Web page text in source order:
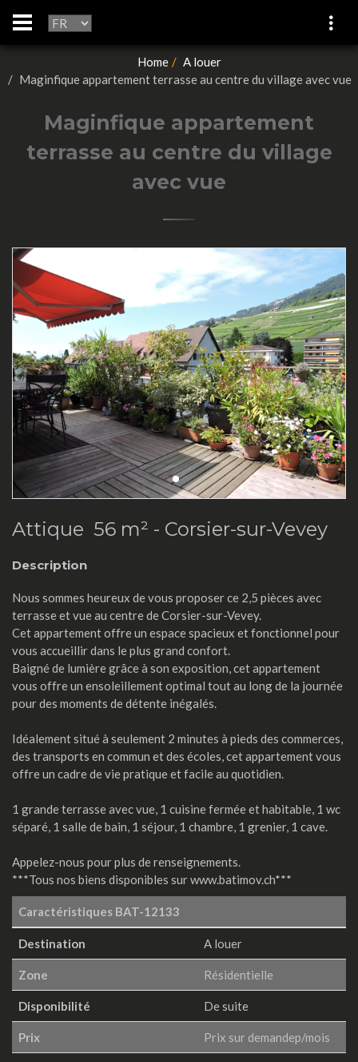
Home
A louer
Maginfique appartement terrasse au centre du village avec vue
Maginfique appartement
terrasse au centre du village
avec vue
Attique 56 m² - Corsier-sur-Vevey
Description
Nous sommes heureux de vous proposer ce 2,5 pièces avec
terrasse et vue au centre de Corsier-sur-Vevey.
Cet appartement offre un espace spacieux et fonctionnel pour
vous accueillir dans le plus grand confort.
Baigné de lumière grâce à son exposition, cet appartement
vous offre un ensoleillement optimal tout au long de la journée
pour des moments de détente inégalés.
Idéalement situé à seulement 2 minutes à pieds des commerces,
des transports en commun et des écoles, cet appartement vous
offre un cadre de vie pratique et facile au quotidien.
1 grande terrasse avec vue, 1 cuisine fermée et habitable, 1 wc
séparé, 1 salle de bain, 1 séjour, 1 chambre, 1 grenier, 1 cave.
Appelez-nous pour plus de renseignements.
***Tous nos biens disponibles sur www.batimov.ch***
Caractéristiques BAT-12133
Destination A louer
Zone Résidentielle
Disponibilité De suite
Prix Prix sur demandep/mois